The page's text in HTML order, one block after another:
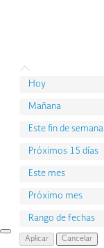
Interruptor
Hoy
Mañana
Este fin de semana
Próximos 15 días
Este mes
Próximo mes
Rango de fechas
Aplicar Cancelar